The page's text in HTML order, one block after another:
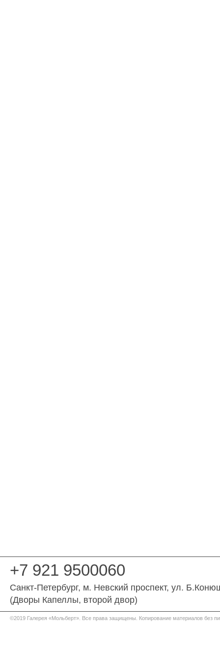
+7 921 9500060
Санкт-Петербург, м. Невский проспект, ул.
(Дворы Капеллы, второй двор)
©2019 Галерея «Мольберт». Все права защищены. Копирование материалов без